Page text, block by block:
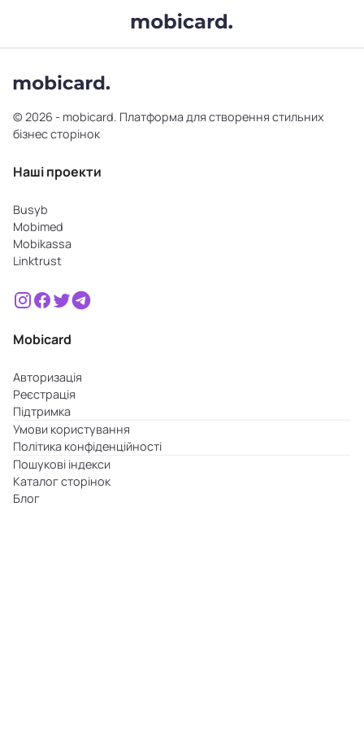
© 2026 - mobicard. Платформа для створення стильних
бізнес сторінок
Наші проекти
Busyb
Mobimed
Mobikassa
Linktrust
Mobicard
Авторизація
Реєстрація
Підтримка
Умови користування
Політика конфіденційності
Пошукові індекси
Каталог сторінок
Блог